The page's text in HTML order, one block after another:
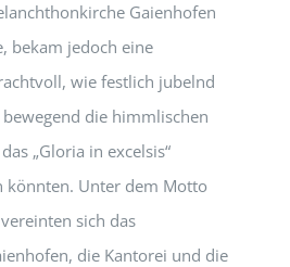
Gaienhofen
bekam jedoch eine
wie festlich jubelnd
die himmlischen
„Gloria in excelsis“
könnten. Unter dem Motto
sich das
die Kantorei und die